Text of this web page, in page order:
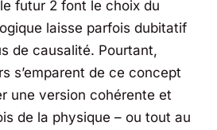
futur 2 font le choix du
laisse parfois dubitatif
de causalité. Pourtant,
s’emparent de ce concept
une version cohérente et
de la physique – ou tout au